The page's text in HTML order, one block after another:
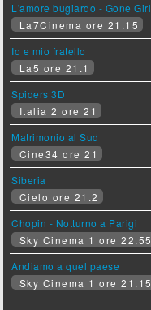
L'amore bugiardo - Gone Girl
La7Cinema ore 21.15
Io e mio fratello
La5 ore 21.1
Spiders 3D
Italia 2 ore 21
Matrimonio al Sud
Cine34 ore 21
Siberia
Cielo ore 21.2
Chopin - Notturno a Parigi
Sky Cinema 1 ore 22.55
Andiamo a quel paese
Sky Cinema 1 ore 21.15